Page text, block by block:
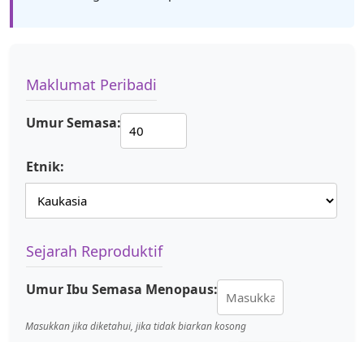
Maklumat Peribadi
Umur Semasa:
Etnik:
Sejarah Reproduktif
Umur Ibu Semasa Menopaus:
Masukkan jika diketahui, jika tidak biarkan kosong